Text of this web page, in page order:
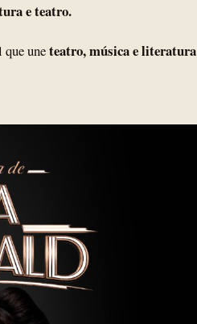
e teatro.
que uneteatro, música e literatura